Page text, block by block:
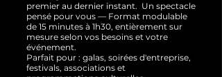
premier au dernier instant. Un spectacle
pensé pour vous — Format modulable
de 15 minutes à 1h30, entièrement sur
mesure selon vos besoins et votre
événement.
Parfait pour : galas, soirées d'entreprise,
festivals, associations et